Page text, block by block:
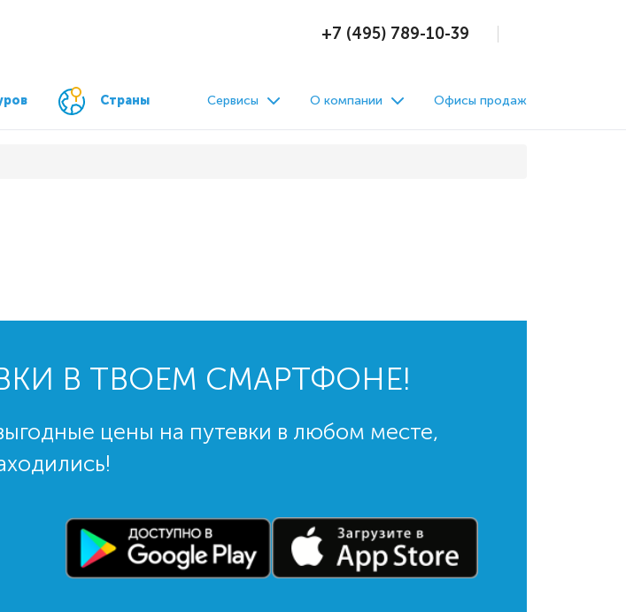
+7 (495) 789-10-39
Страны Сервисы О компании Офисы продаж
В ТВОЕМ СМАРТФОНЕ!
цены на путевки в любом месте,